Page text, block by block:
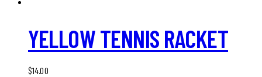
YELLOW TENNIS RACKET
$14.00